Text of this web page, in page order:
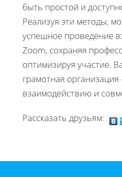
быть простой и
Реализуя эти методы,
успешное проведение
Zoom, сохраняя
оптимизируя участие.
грамотная
взаимодействию и
Рассказать друзьям: